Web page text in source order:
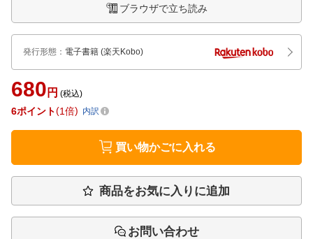
ブラウザで立ち読み
発行形態 ： 電子書籍 (楽天Kobo)
680 円 (税込)
6ポイント 1倍 内訳
買い物かごに入れる
商品をお気に入りに追加
お問い合わせ